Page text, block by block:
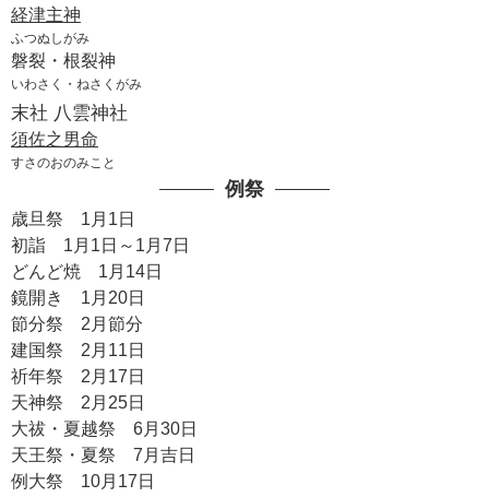
経津主神
ふつぬしがみ
磐裂・根裂神
いわさく・ねさくがみ
末社 八雲神社
須佐之男命
すさのおのみこと
例祭
歳旦祭 1月1日
初詣 1月1日～1月7日
どんど焼 1月14日
鏡開き 1月20日
節分祭 2月節分
建国祭 2月11日
祈年祭 2月17日
天神祭 2月25日
大祓・夏越祭 6月30日
天王祭・夏祭 7月吉日
例大祭 10月17日